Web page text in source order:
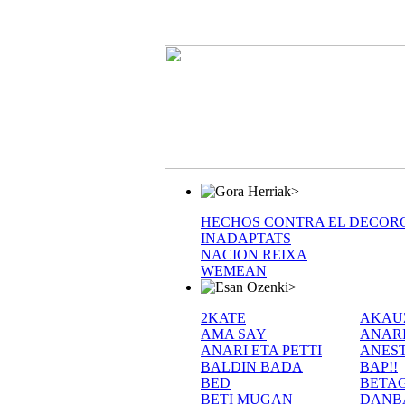
>
HECHOS CONTRA EL
INADAPTATS
NACION REIXA
WEMEAN
>
2KATE
AMA SAY
ANARI ETA PETTI
BALDIN BADA
BAP!!
BED
BETI MUGAN